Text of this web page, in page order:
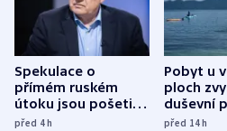
Spekulace o
přímém ruském
útoku jsou pošetilé,
míní estonský
před 4h
Pobyt u
ploch
duševní
ukázala
před 14h